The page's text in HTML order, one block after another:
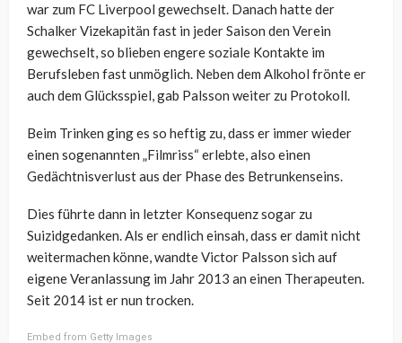
war zum FC Liverpool gewechselt. Danach hatte der
Schalker Vizekapitän fast in jeder Saison den Verein
gewechselt, so blieben engere soziale Kontakte im
Berufsleben fast unmöglich. Neben dem Alkohol frönte er
auch dem Glücksspiel, gab Palsson weiter zu Protokoll.
Beim Trinken ging es so heftig zu, dass er immer wieder
einen sogenannten „Filmriss“ erlebte, also einen
Gedächtnisverlust aus der Phase des Betrunkenseins.
Dies führte dann in letzter Konsequenz sogar zu
Suizidgedanken. Als er endlich einsah, dass er damit nicht
weitermachen könne, wandte Victor Palsson sich auf
eigene Veranlassung im Jahr 2013 an einen Therapeuten.
Seit 2014 ist er nun trocken.
Embed from Getty Images